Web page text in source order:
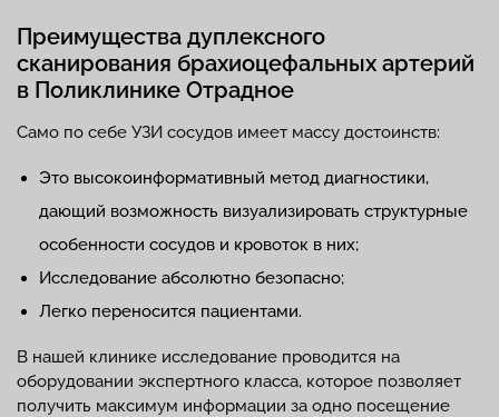
Преимущества дуплексного
сканирования брахиоцефальных артерий
в Поликлинике Отрадное
Само по себе УЗИ сосудов имеет массу достоинств:
Это высокоинформативный метод диагностики,
дающий возможность визуализировать структурные
особенности сосудов и кровоток в них;
Исследование абсолютно безопасно;
Легко переносится пациентами.
В нашей клинике исследование проводится на
оборудовании экспертного класса, которое позволяет
получить максимум информации за одно посещение